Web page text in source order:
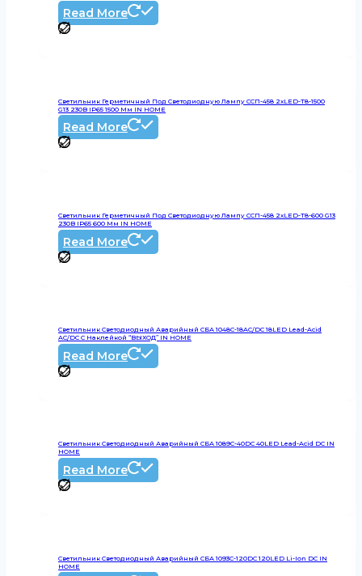
Read More
Светильник Герметичный Под Светодиодную Лампу ССП-458 2xLED-Т8-1500
G13 230В IP65 1500 Мм IN HOME
Read More
Светильник Герметичный Под Светодиодную Лампу ССП-458 2xLED-Т8-600 G13
230В IP65 600 Мм IN HOME
Read More
Светильник Светодиодный Аварийный СБА 1048С-18AC/DC 18LED Lead-Acid
AC/DC С Наклейкой “ВЫХОД” IN HOME
Read More
Светильник Светодиодный Аварийный СБА 1089С-40DC 40LED Lead-Acid DC IN
HOME
Read More
Светильник Светодиодный Аварийный СБА 1093С-120DC 120LED Li-Ion DC IN
HOME